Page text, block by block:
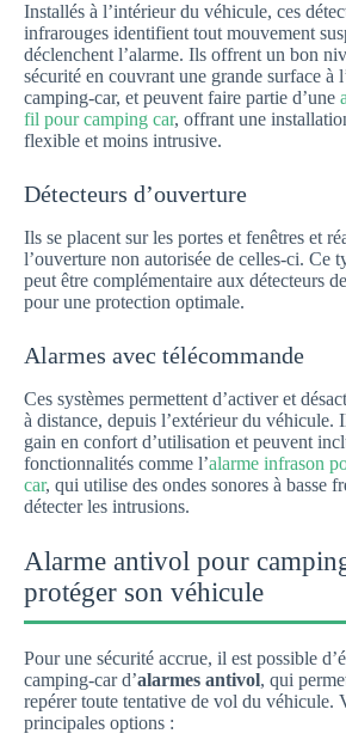
Installés à l’intérieur du véhicule, ces
infrarouges identifient tout mouvement
déclenchent l’alarme. Ils offrent un bon
sécurité en couvrant une grande surface à
camping-car, et peuvent faire partie d’une
fil pour camping car, offrant une
flexible et moins intrusive.
Détecteurs d’ouverture
Ils se placent sur les portes et fenêtres et
l’ouverture non autorisée de celles-ci. Ce
peut être complémentaire aux détecteurs
pour une protection optimale.
Alarmes avec télécommande
Ces systèmes permettent d’activer et
à distance, depuis l’extérieur du véhicule.
gain en confort d’utilisation et peuvent
fonctionnalités comme l’alarme infrason
car, qui utilise des ondes sonores à basse
détecter les intrusions.
Alarme antivol pour
protéger son véhicule
Pour une sécurité accrue, il est possible
camping-car d’alarmes antivol, qui
repérer toute tentative de vol du véhicule.
principales options :